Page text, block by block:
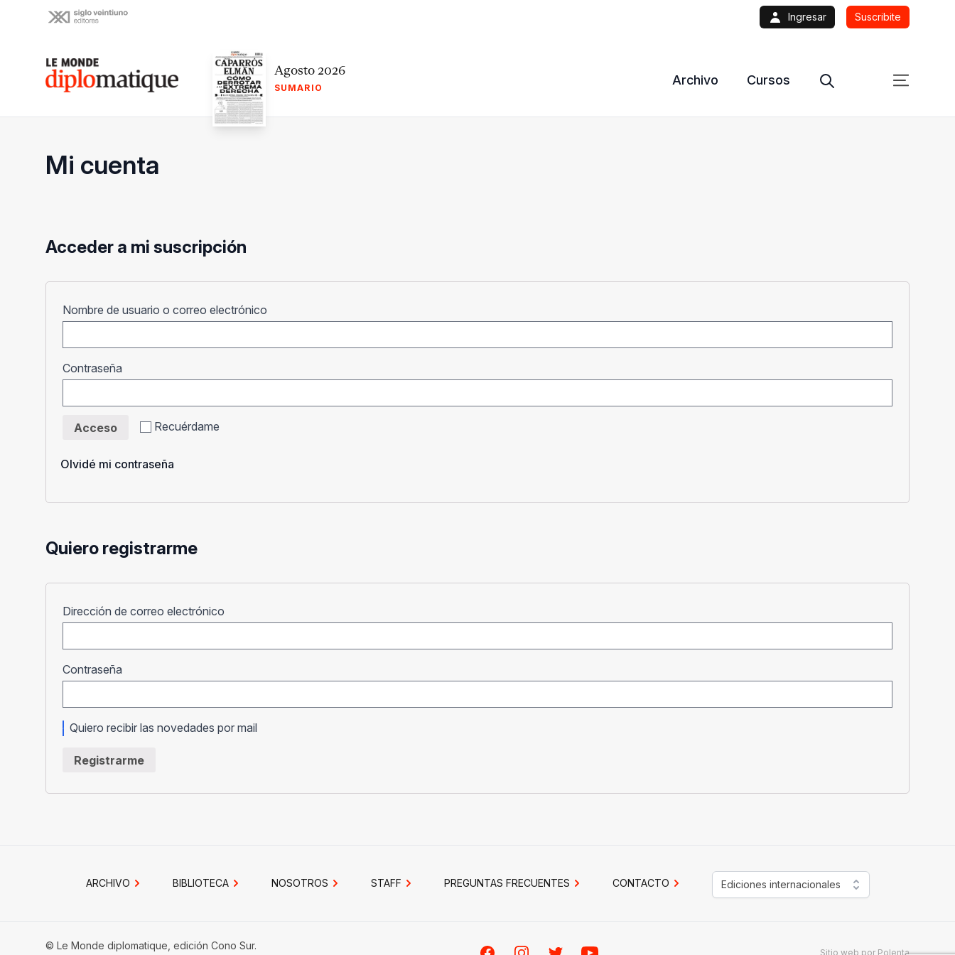
Ingresar Suscribite
Le monde diplomatique Agosto 2026
SUMARIO
Archivo Cursos
Mi cuenta
Acceder a mi suscripción
Nombre de usuario o correo electrónico
Contraseña
Recuérdame
Acceso
Olvidé mi contraseña
Quiero registrarme
Dirección de correo electrónico
Contraseña
Quiero recibir las novedades por mail
Registrarme
ARCHIVO BIBLIOTECA NOSOTROS STAFF PREGUNTAS FRECUENTES CONTACTO Ediciones internacionales
© Le Monde diplomatique, edición Cono Sur.
Sitio web por Polenta